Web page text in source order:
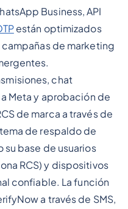
Business, API
están optimizados
de marketing
chat
Meta y aprobación de
de marca a través de
de respaldo de
su base de usuarios
RCS) y dispositivos
confiable. La función
a través de SMS,